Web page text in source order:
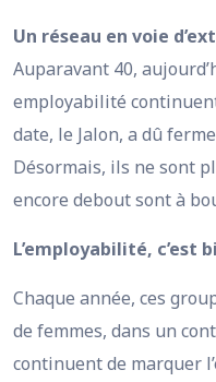
Un réseau en voie
Auparavant 40,
employabilité
date, le Jalon, a dû
Désormais, ils ne sont
encore debout sont à
L’employabilité, c’est
Chaque année, ces
de femmes, dans un
continuent de marquer